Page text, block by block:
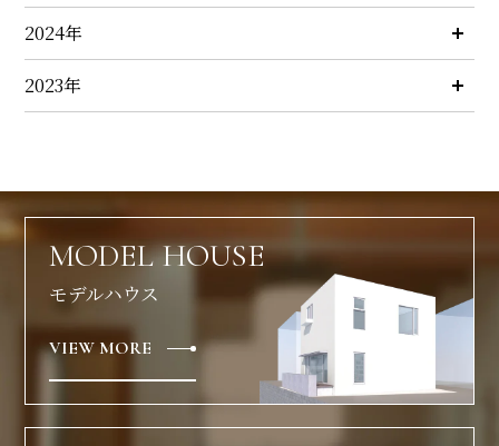
2024年
2023年
MODEL HOUSE
モデルハウス
VIEW MORE